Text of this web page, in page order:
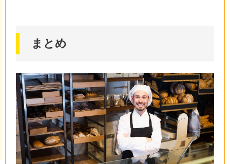
まとめ